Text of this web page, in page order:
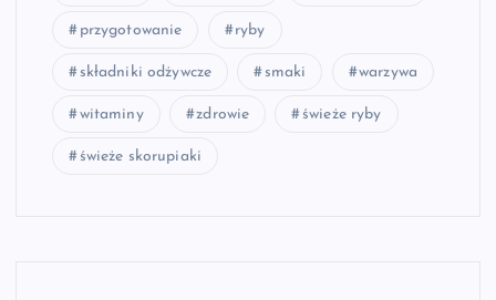
przygotowanie ryby
składniki odżywcze smaki warzywa
witaminy zdrowie świeże ryby
świeże skorupiaki